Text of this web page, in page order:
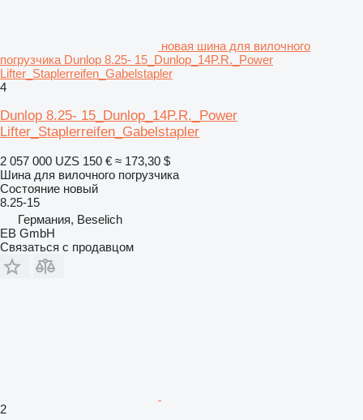
новая шина для вилочного
погрузчика Dunlop 8.25- 15_Dunlop_14P.R._Power
Lifter_Staplerreifen_Gabelstapler
4
Dunlop 8.25- 15_Dunlop_14P.R._Power
Lifter_Staplerreifen_Gabelstapler
2 057 000 UZS 150 € ≈ 173,30 $
Шина для вилочного погрузчика
Состояние новый
8.25-15
Германия, Beselich
EB GmbH
Связаться с продавцом
2